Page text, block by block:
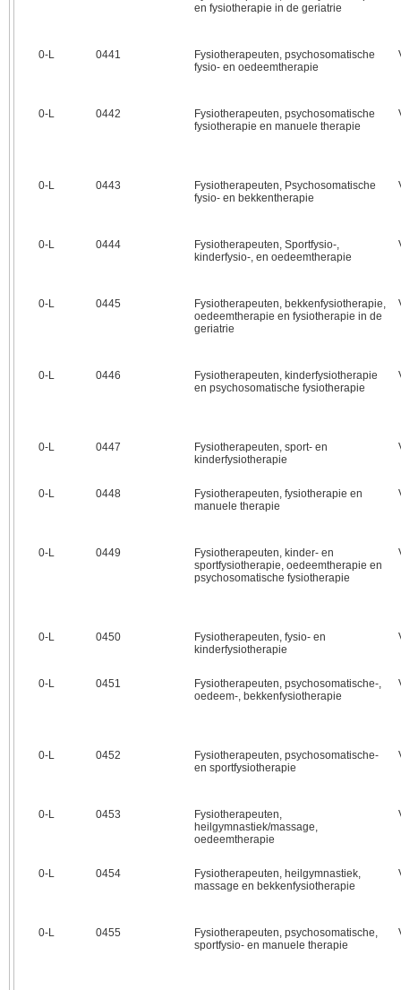
en fysiotherapie in de geriatrie
0‑L 0441
Fysiotherapeuten, psychosomatische
fysio- en oedeemtherapie
0‑L 0442
Fysiotherapeuten, psychosomatische
fysiotherapie en manuele therapie
0‑L 0443
Fysiotherapeuten, Psychosomatische
fysio- en bekkentherapie
0‑L 0444
Fysiotherapeuten, Sportfysio-,
kinderfysio-, en oedeemtherapie
0‑L 0445
Fysiotherapeuten, bekkenfysiotherapie,
oedeemtherapie en fysiotherapie in de
geriatrie
0‑L 0446
Fysiotherapeuten, kinderfysiotherapie
en psychosomatische fysiotherapie
0‑L 0447
Fysiotherapeuten, sport- en
kinderfysiotherapie
0‑L 0448
Fysiotherapeuten, fysiotherapie en
manuele therapie
0‑L 0449
Fysiotherapeuten, kinder- en
sportfysiotherapie, oedeemtherapie en
psychosomatische fysiotherapie
0‑L 0450
Fysiotherapeuten, fysio- en
kinderfysiotherapie
0‑L 0451
Fysiotherapeuten, psychosomatische-,
oedeem-, bekkenfysiotherapie
0‑L 0452
Fysiotherapeuten, psychosomatische-
en sportfysiotherapie
0‑L 0453
Fysiotherapeuten,
heilgymnastiek/massage,
oedeemtherapie
0‑L 0454
Fysiotherapeuten, heilgymnastiek,
massage en bekkenfysiotherapie
0‑L 0455
Fysiotherapeuten, psychosomatische,
sportfysio- en manuele therapie